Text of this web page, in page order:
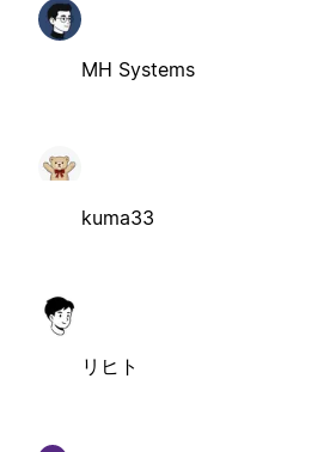
MH Systems
kuma33
リヒト